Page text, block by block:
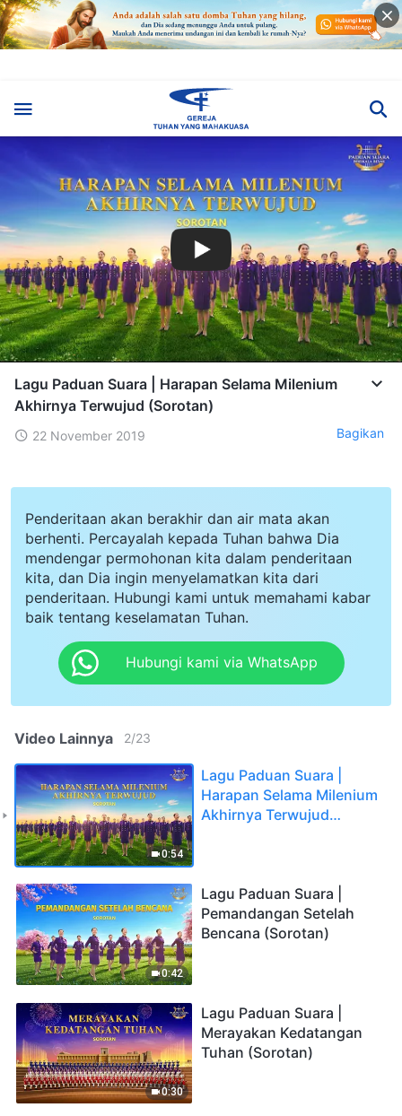
Lagu Paduan Suara | Harapan Selama Milenium
Akhirnya Terwujud (Sorotan)
22 November 2019 Bagikan
Penderitaan akan berakhir dan air mata akan
berhenti. Percayalah kepada Tuhan bahwa Dia
mendengar permohonan kita dalam penderitaan
kita, dan Dia ingin menyelamatkan kita dari
penderitaan. Hubungi kami untuk memahami kabar
baik tentang keselamatan Tuhan.
Hubungi kami via WhatsApp
Video Lainnya 2/23
0:54
Lagu Paduan Suara |
Harapan Selama Milenium
Akhirnya Terwujud
0:42
Lagu Paduan Suara |
Pemandangan Setelah
Bencana (Sorotan)
0:30
Lagu Paduan Suara |
Merayakan Kedatangan
Tuhan (Sorotan)